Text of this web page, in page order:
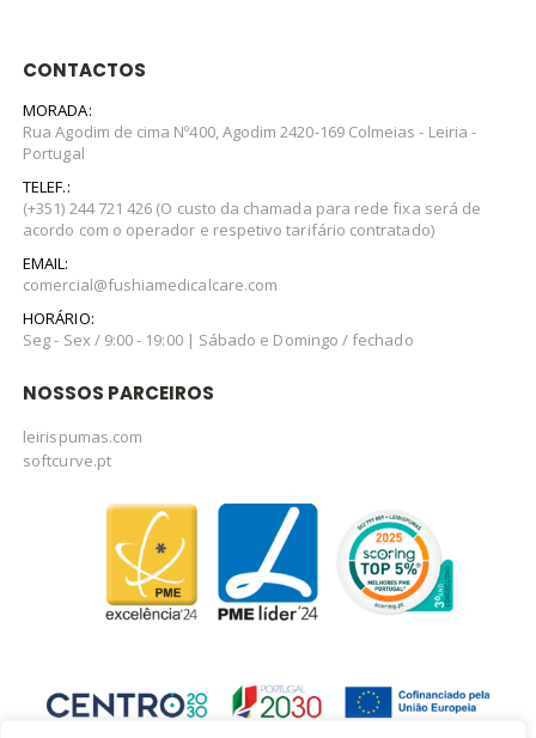
CONTACTOS
MORADA:
Rua Agodim de cima Nº400, Agodim 2420-169 Colmeias - Leiria -
Portugal
TELEF.:
(+351) 244 721 426 (O custo da chamada para rede fixa será de
acordo com o operador e respetivo tarifário contratado)
EMAIL:
comercial@fushiamedicalcare.com
HORÁRIO:
Seg - Sex / 9:00 - 19:00 | Sábado e Domingo / fechado
NOSSOS PARCEIROS
leirispumas.com
softcurve.pt